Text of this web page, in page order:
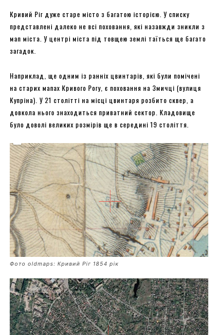
Кривий Ріг дуже старе місто з багатою історією. У списку
представлені далеко не всі поховання, які назавжди зникли з
мап міста. У центрі міста під товщею землі таїться ще багато
загадок.
Наприклад, ще одним із ранніх цвинтарів, які були помічені
на старих мапах Кривого Рогу, є поховання на Змичці (вулиця
Купріна). У 21 столітті на місці цвинтаря розбито сквер, а
довкола нього знаходиться приватний сектор. Кладовище
було доволі великих розмірів ще в середині 19 століття.
Фото oldmaps: Кривий Ріг 1854 рік